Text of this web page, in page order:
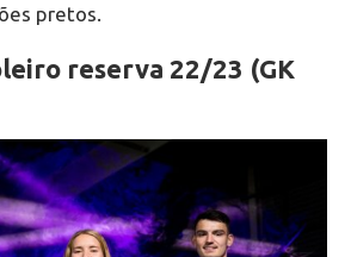
pretos.
reserva 22/23 (GK